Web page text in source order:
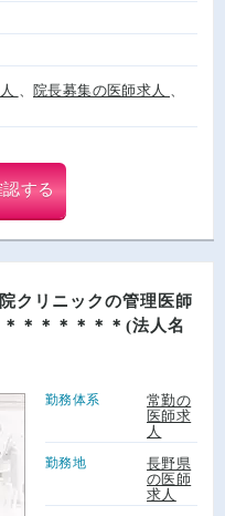
院長募集の医師求人
する
クリニックの管理医師
＊＊＊＊＊＊(法人名
勤務体系
常勤の
医師求
人
勤務地
長野県
の医師
求人